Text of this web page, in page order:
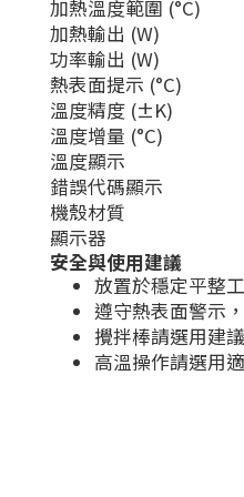
加熱溫度範圍 (°C)
加熱輸出 (W)
功率輸出 (W)
熱表面提示 (°C)
溫度精度 (±K)
溫度增量 (°C)
溫度顯示
錯誤代碼顯示
機殼材質
顯示器
安全與使用建議
放置於穩定平整
遵守熱表面警示
攪拌棒請選用建
高溫操作請選用